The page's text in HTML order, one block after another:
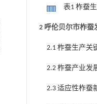
表1 柞蚕
2 呼伦贝尔市柞蚕
2.1 柞蚕生产关
2.2 柞蚕产业发
2.3 适应性柞蚕